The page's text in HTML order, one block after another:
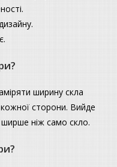
ширину скла
сторони. Вийде
ніж само скло.